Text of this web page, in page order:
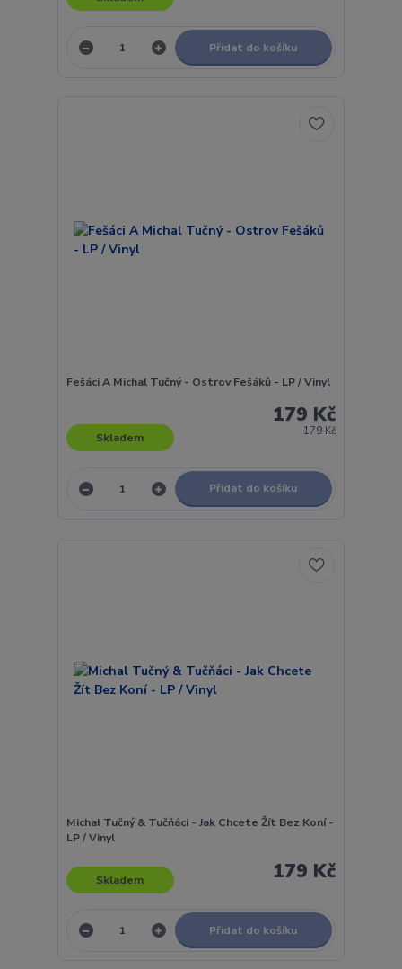
Přidat do košíku
Fešáci A Michal Tučný - Ostrov Fešáků - LP / Vinyl
179 Kč
179 Kč
Skladem
Přidat do košíku
Michal Tučný & Tučňáci - Jak Chcete Žít Bez Koní -
LP / Vinyl
179 Kč
Skladem
Přidat do košíku